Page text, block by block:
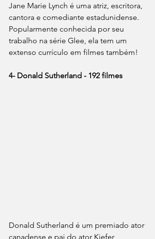
Jane Marie Lynch é uma atriz, escritora,
cantora e comediante estadunidense.
Popularmente conhecida por seu
trabalho na série Glee, ela tem um
extenso currículo em filmes também!
4- Donald Sutherland - 192 filmes
Donald Sutherland é um premiado ator
canadense e pai do ator Kiefer